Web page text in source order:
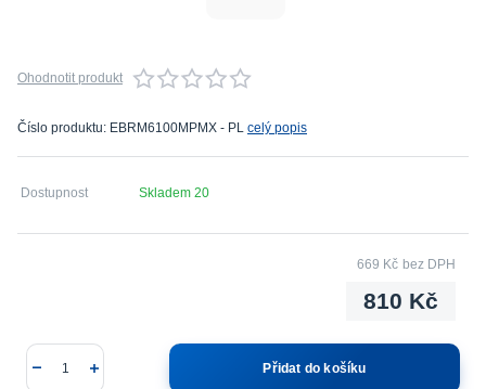
Ohodnotit produkt
Číslo produktu: EBRM6100MPMX - PL celý popis
Dostupnost Skladem 20
810 Kč
669 Kč bez DPH
Přidat do košíku